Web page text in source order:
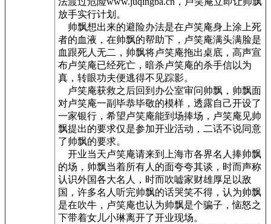
放手实行计划。
帅飘想出来的避险办法是在卢笑庵身上涂上死
者的血液，在帅飘的帮助下，卢笑庵满头满脸是
血跟死人无二，帅飘将卢笑庵拖出桌底，高声宣
布卢笑庵已经死亡，暗杀卢笑庵的杀手信以为
真，转眼功夫便逃得不见踪影。
卢笑庵获救之后回到办公室审问帅飘，帅飘面
对卢笑庵一副毕恭毕敬的模样，透露自己开设了
一家银行，希望卢笑庵能到场捧场，卢笑庵见帅
飘提出的要求仅是参加开业活动，二话不说同意
了帅飘的要求。
开业当天卢笑庵请来到上海市各界名人捧帅飘
的场，帅飘当着所有人的面夸夸其谈，时而声称
认识外国各大名人，时而吹嘘家财雄厚足以敌
国，许多名人听完帅飘的话哭笑不得，认为帅飘
是在吹牛，卢笑庵也认为帅飘是个骗子，恼怒之
下带着女儿小琳离开了开业现场。